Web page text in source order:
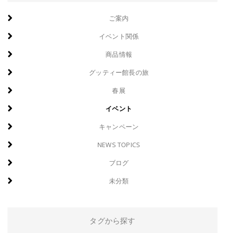
ご案内
イベント関係
商品情報
グッティー館長の旅
春展
イベント
キャンペーン
NEWS TOPICS
ブログ
未分類
タグから探す